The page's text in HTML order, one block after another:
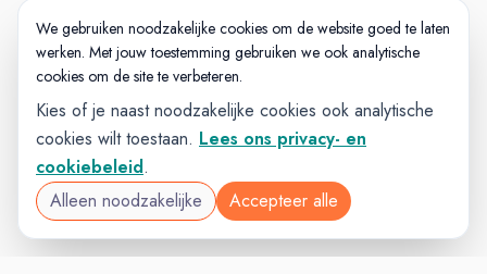
We gebruiken noodzakelijke cookies om de website goed te laten
werken. Met jouw toestemming gebruiken we ook analytische
cookies om de site te verbeteren.
Kies of je naast noodzakelijke cookies ook analytische
cookies wilt toestaan. Lees ons privacy- en
cookiebeleid.
Alleen noodzakelijke
Accepteer alle